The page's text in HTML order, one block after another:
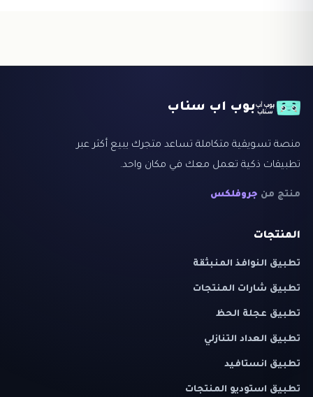
بوب اب سناب
منصة تسويقية متكاملة تساعد متجرك يبيع أكثر عبر
تطبيقات ذكية تعمل معك في مكان واحد.
منتج من جروفلكس
المنتجات
تطبيق النوافذ المنبثقة
تطبيق شارات المنتجات
تطبيق عجلة الحظ
تطبيق العداد التنازلي
تطبيق انستافيد
تطبيق استوديو المنتجات